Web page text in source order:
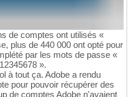
de comptes ont utilisés «
plus de 440 000 ont opté pour
par les mots de passe «
».
à tout ça. Adobe a rendu
pour pouvoir récupérer des
de comptes Adobe n'avaient